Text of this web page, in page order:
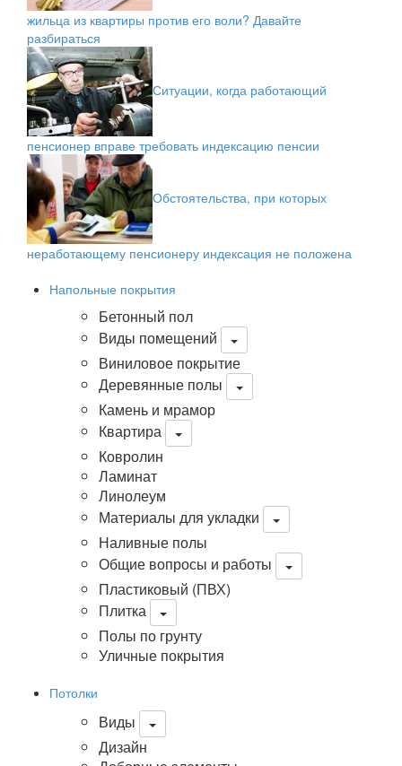
жильца из квартиры против его воли? Давайте
разбираться
Ситуации, когда работающий
пенсионер вправе требовать индексацию пенсии
Обстоятельства, при которых
неработающему пенсионеру индексация не положена
Напольные покрытия
Бетонный пол
Виды помещений
Виниловое покрытие
Деревянные полы
Камень и мрамор
Квартира
Ковролин
Ламинат
Линолеум
Материалы для укладки
Наливные полы
Общие вопросы и работы
Пластиковый (ПВХ)
Плитка
Полы по грунту
Уличные покрытия
Потолки
Виды
Дизайн